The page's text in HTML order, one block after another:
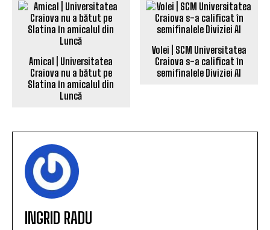
Amical | Universitatea
Craiova nu a bătut pe
Slatina în amicalul din
Luncă
Volei | SCM Universitatea
Craiova s-a calificat în
semifinalele Diviziei A1
INGRID RADU